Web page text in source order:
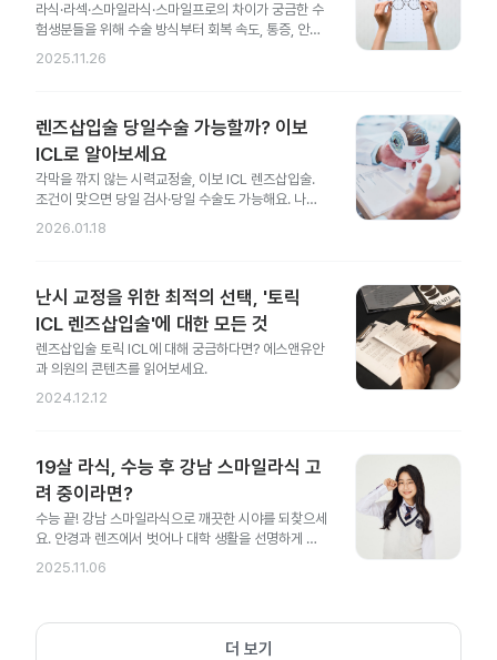
라식·라섹·스마일라식·스마일프로의 차이가 궁금한 수
험생분들을 위해 수술 방식부터 회복 속도, 통증, 안전
성 차이까지 한 번에 정리했어요.
2025.11.26
렌즈삽입술 당일수술 가능할까? 이보
ICL로 알아보세요
각막을 깎지 않는 시력교정술, 이보 ICL 렌즈삽입술.
조건이 맞으면 당일 검사·당일 수술도 가능해요. 나에
게도 가능한지 지금 확인해 보세요.
2026.01.18
난시 교정을 위한 최적의 선택, '토릭
ICL 렌즈삽입술'에 대한 모든 것
렌즈삽입술 토릭 ICL에 대해 궁금하다면? 에스앤유안
과 의원의 콘텐츠를 읽어보세요.
2024.12.12
19살 라식, 수능 후 강남 스마일라식 고
려 중이라면?
수능 끝! 강남 스마일라식으로 깨끗한 시야를 되찾으세
요. 안경과 렌즈에서 벗어나 대학 생활을 선명하게 시
작해 보세요.
2025.11.06
더 보기